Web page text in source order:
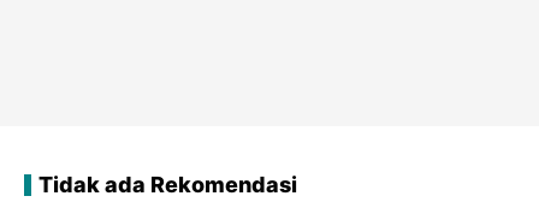
Tidak ada Rekomendasi